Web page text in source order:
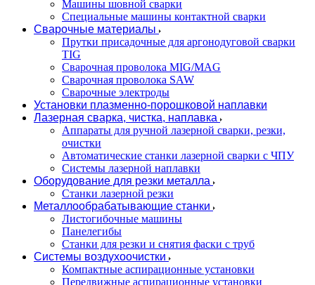
Машины шовной сварки
Специальные машины контактной сварки
Сварочные материалы
Прутки присадочные для аргонодуговой сварки
TIG
Сварочная проволока MIG/MAG
Сварочная проволока SAW
Сварочные электроды
Установки плазменно-порошковой наплавки
Лазерная сварка, чистка, наплавка
Аппараты для ручной лазерной сварки, резки,
очистки
Автоматические станки лазерной сварки с ЧПУ
Системы лазерной наплавки
Оборудование для резки металла
Станки лазерной резки
Металлообрабатывающие станки
Листогибочные машины
Панелегибы
Станки для резки и снятия фаски с труб
Системы воздухоочистки
Компактные аспирационные установки
Передвижные аспирационные установки